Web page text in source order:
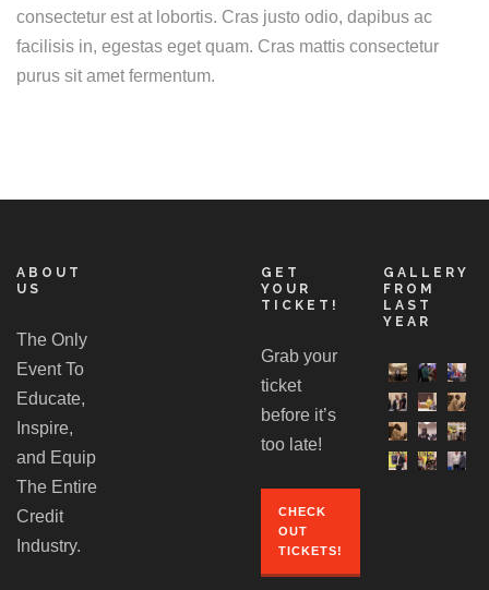
consectetur est at lobortis. Cras justo odio, dapibus ac
facilisis in, egestas eget quam. Cras mattis consectetur
purus sit amet fermentum.
ABOUT
US
The Only
Event To
Educate,
Inspire,
and Equip
The Entire
Credit
Industry.
GET
YOUR
TICKET!
Grab your
ticket
before it’s
too late!
CHECK
OUT
TICKETS!
GALLERY
FROM
LAST
YEAR